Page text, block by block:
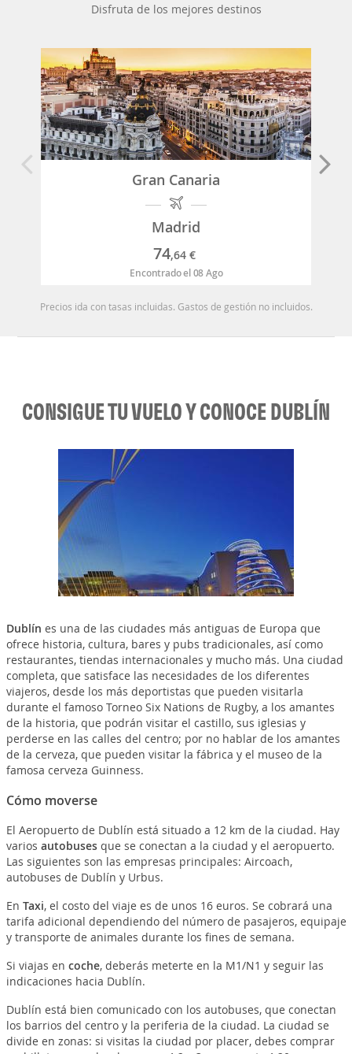
Disfruta de los mejores destinos
Gran Canaria
Madrid
74,64 €
Encontrado el 08 Ago
Precios ida con tasas incluidas. Gastos de gestión no incluidos.
CONSIGUE TU VUELO Y CONOCE DUBLÍN
Dublín es una de las ciudades más antiguas de Europa que
ofrece historia, cultura, bares y pubs tradicionales, así como
restaurantes, tiendas internacionales y mucho más. Una ciudad
completa, que satisface las necesidades de los diferentes
viajeros, desde los más deportistas que pueden visitarla
durante el famoso Torneo Six Nations de Rugby, a los amantes
de la historia, que podrán visitar el castillo, sus iglesias y
perderse en las calles del centro; por no hablar de los amantes
de la cerveza, que pueden visitar la fábrica y el museo de la
famosa cerveza Guinness.
Cómo moverse
El Aeropuerto de Dublín está situado a 12 km de la ciudad. Hay
varios autobusesque se conectan a la ciudad y el aeropuerto.
Las siguientes son las empresas principales: Aircoach,
autobuses de Dublín y Urbus.
En Taxi, el costo del viaje es de unos 16 euros. Se cobrará una
tarifa adicional dependiendo del número de pasajeros, equipaje
y transporte de animales durante los fines de semana.
Si viajas en coche, deberás meterte en la M1/N1 y seguir las
indicaciones hacia Dublín.
Dublín está bien comunicado con los autobuses, que conectan
los barrios del centro y la periferia de la ciudad. La ciudad se
divide en zonas: si visitas la ciudad por placer, debes comprar